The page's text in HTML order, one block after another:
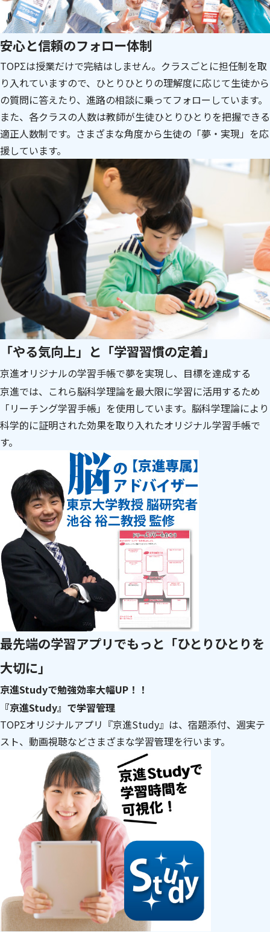
安心と信頼のフォロー体制
TOPΣは授業だけで完結はしません。クラスごとに担任制を取
り入れていますので、ひとりひとりの理解度に応じて生徒から
の質問に答えたり、進路の相談に乗ってフォローしています。
また、各クラスの人数は教師が生徒ひとりひとりを把握できる
適正人数制です。さまざまな角度から生徒の「夢・実現」を応
援しています。
「やる気向上」と「学習習慣の定着」
京進オリジナルの学習手帳で夢を実現し、目標を達成する
京進では、これら脳科学理論を最大限に学習に活用するため
「リーチング学習手帳」を使用しています。脳科学理論により
科学的に証明された効果を取り入れたオリジナル学習手帳で
す。
最先端の学習アプリでもっと「ひとりひとりを
大切に」
京進Studyで勉強効率大幅UP！！
『京進Study』で学習管理
TOPΣオリジナルアプリ『京進Study』は、宿題添付、週実テ
スト、動画視聴などさまざまな学習管理を行います。